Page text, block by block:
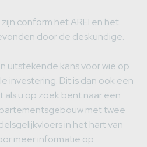
conform het AREI en het
door de deskundige.
uitstekende kans voor wie op
investering. Dit is dan ook een
u op zoek bent naar een
met twee
in het hart van
meer informatie op